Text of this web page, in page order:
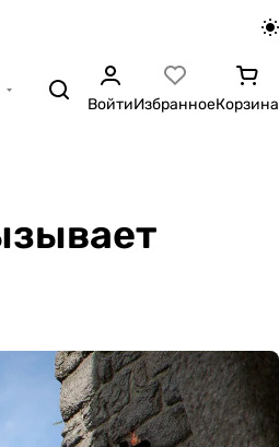
ВойтиИзбранноеКорзина